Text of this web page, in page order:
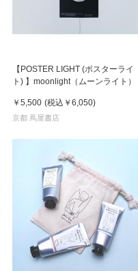
【POSTER LIGHT (ポスターライ
ト) 】moonlight（ムーンライト）
￥5,500 (税込 ￥6,050)
京都 蔦屋書店